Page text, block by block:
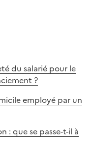
du salarié pour le
?
employé par un
: que se passe-t-il à